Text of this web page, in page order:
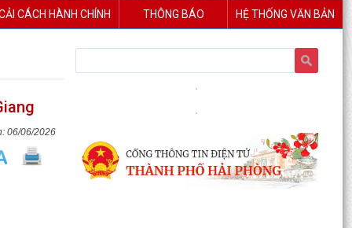
CÁCH HÀNH CHÍNH THÔNG BÁO HỆ THỐNG VĂN BẢN
06/06/2026
Xã Bình Giang tổ chức Hội nghị giao ban Bí thư
chi bộ các thôn trên địa bàn xã
Về việc công khai danh mục thủ tục hành chính
được sửa đổi, bổ sung, thay thế, bị bãi bỏ